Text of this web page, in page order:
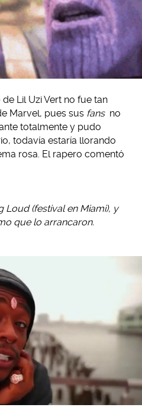
Lil Uzi Vert no fue tan
Marvel, pues sus fans no
totalmente y pudo
todavía estaría llorando
rosa. El rapero comentó
Loud (festival en Miami), y
que lo arrancaron.